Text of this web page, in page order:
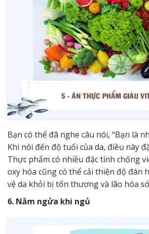
Bạn có thể đã nghe câu nói, “Bạn là
Khi nói đến độ tuổi của da, điều này
Thực phẩm có nhiều đặc tính chống
oxy hóa cũng có thể cải thiện độ đàn
vệ da khỏi bị tổn thương và lão hóa
6. Nằm ngửa khi ngủ